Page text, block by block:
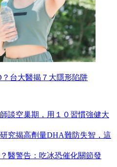
台大醫揭７大隱形陷阱
談空巢期，用１０習慣強健大
究揭高劑量DHA難防失智，這
醫警告：吃冰恐催化關節發